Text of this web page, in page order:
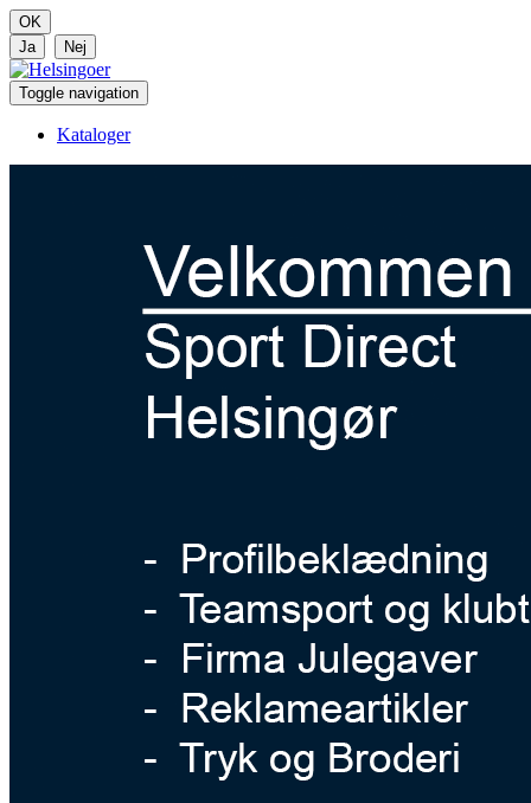
Toggle navigation
Kataloger